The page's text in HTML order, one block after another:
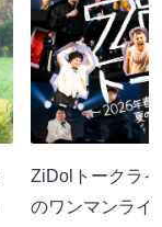
ZiDolトークラ
のワンマンライ